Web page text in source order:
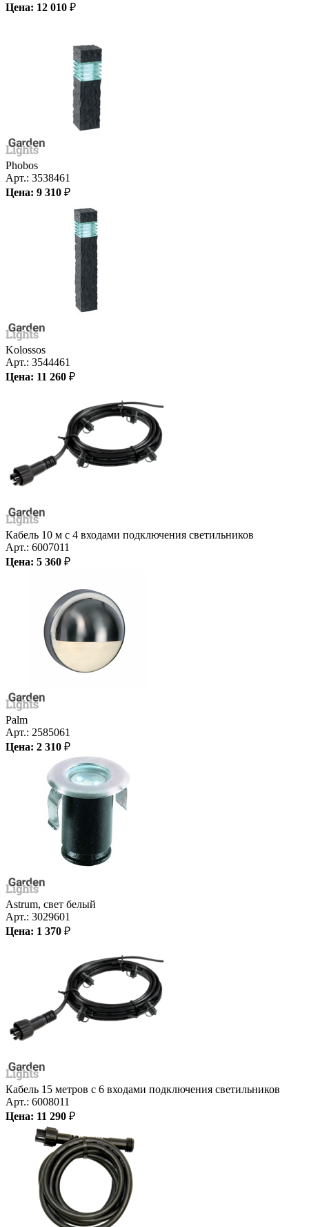
Цена: 12 010 ₽
Phobos
Арт.: 3538461
Цена: 9 310 ₽
Kolossos
Арт.: 3544461
Цена: 11 260 ₽
Кабель 10 м с 4 входами подключения светильников
Арт.: 6007011
Цена: 5 360 ₽
Palm
Арт.: 2585061
Цена: 2 310 ₽
Astrum, свет белый
Арт.: 3029601
Цена: 1 370 ₽
Кабель 15 метров с 6 входами подключения светильников
Арт.: 6008011
Цена: 11 290 ₽